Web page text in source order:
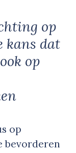
op
kans dat
op
op
bevorderen